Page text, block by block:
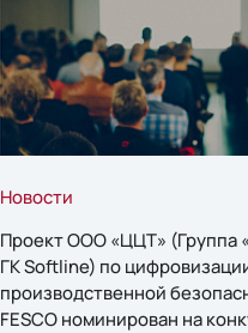
Новости
Проект ООО «ЦЦТ» (Группа
ГК Softline) по
производственной
FESCO номинирован на